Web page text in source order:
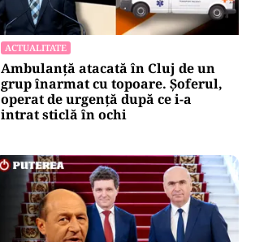
ACTUALITATE
Ambulanță atacată în Cluj de un
grup înarmat cu topoare. Șoferul,
operat de urgență după ce i-a
intrat sticlă în ochi